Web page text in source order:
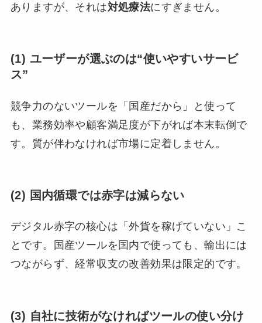
ありますが、それは対処療法にすぎません。
(1) ユーザーが選ぶのは“使いやすいサービ
ス”
競争力のないツールを「国産だから」と使って
も、業務効率や顧客満足度が下がれば本末転倒で
す。質が伴わなければ市場に定着しません。
(2) 国内循環では赤字は減らない
デジタル赤字の核心は「外貨を稼げていない」こ
とです。国産ツールを国内で使っても、輸出には
つながらず、経常収支の改善効果は限定的です。
(3) 自社に技術がなければツールの使い分け